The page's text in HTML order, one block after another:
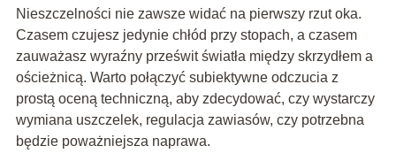
Nieszczelności nie zawsze widać na pierwszy rzut oka.
Czasem czujesz jedynie chłód przy stopach, a czasem
zauważasz wyraźny prześwit światła między skrzydłem a
ościeżnicą. Warto połączyć subiektywne odczucia z
prostą oceną techniczną, aby zdecydować, czy wystarczy
wymiana uszczelek, regulacja zawiasów, czy potrzebna
będzie poważniejsza naprawa.